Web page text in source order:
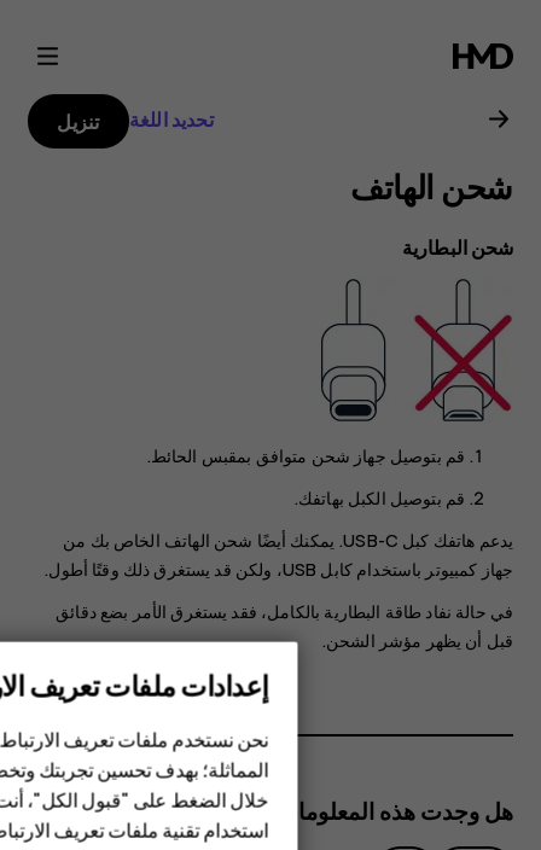
دليل
مستخدم
Nokia
G21
الهواتف المميزة
الأكسسوارات
تحديد اللغة تنزيل
شحن الهاتف
شحن البطارية
قم بتوصيل جهاز شحن متوافق بمقبس الحائط.
قم بتوصيل الكبل بهاتفك.
يدعم هاتفك كبل USB-C. يمكنك أيضًا شحن الهاتف الخاص بك من
جهاز كمبيوتر باستخدام كابل ‪USB‬، ولكن قد يستغرق ذلك وقتًا أطول.
في حالة نفاد طاقة البطارية بالكامل، فقد يستغرق الأمر بضع دقائق
قبل أن يظهر مؤشر الشحن.
هل وجدت هذه المعلومات مفيدة؟
إعدادات ملفات تعريف
نحن نستخدم ملفات تعريف
المماثلة؛ بهدف تحسين تجربتك
خلال الضغط على "قبول الكل"،
استخدام تقنية ملفات تعريف